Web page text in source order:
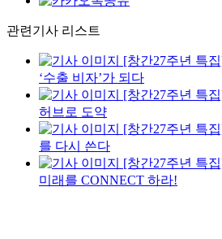
관련기사 리스트
[창간27주년 특
‘수출 비자’가 되다
[창간27주년 특
허브로 도약
[창간27주년 특
를 다시 쓴다
[창간27주년 특
미래를 CONNECT 하라!